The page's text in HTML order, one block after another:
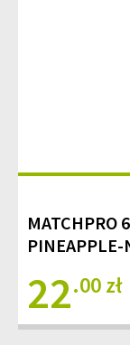
MATCHPRO
PINEAPPLE-
22.00 zł